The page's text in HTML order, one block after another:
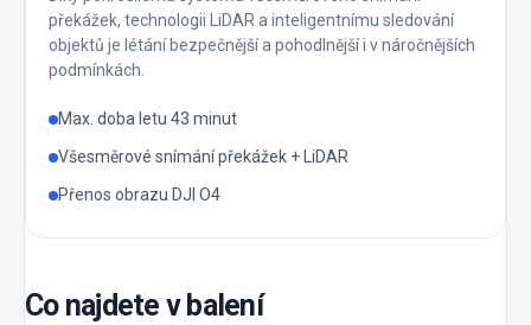
překážek, technologii LiDAR a inteligentnímu sledování
objektů je létání bezpečnější a pohodlnější i v náročnějších
podmínkách.
Max. doba letu 43 minut
Všesměrové snímání překážek + LiDAR
Přenos obrazu DJI O4
Co najdete v balení